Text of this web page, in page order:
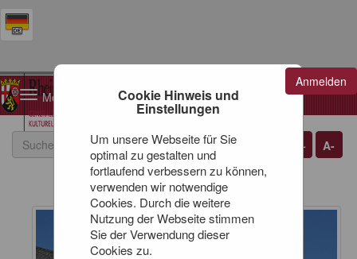
Cookie Hinweis und
Einstellungen
Um unsere Webseite für Sie
optimal zu gestalten und
fortlaufend verbessern zu können,
verwenden wir notwendige
Cookies. Durch die weitere
Nutzung der Webseite stimmen
Sie der Verwendung dieser
Cookies zu.
0 Artikel
Anmelden
Toggle
navigation
A-
A+